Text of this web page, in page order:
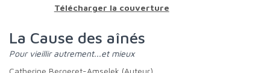
Télécharger la couverture
La Cause des aînés
Pour vieillir autrement...et mieux
Catherine Bergeret-Amselek (Auteur)